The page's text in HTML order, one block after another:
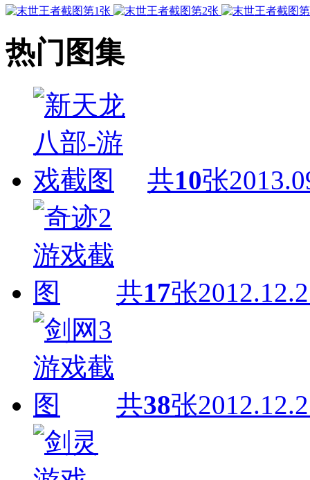
热门图集
共10张
共17张
共38张